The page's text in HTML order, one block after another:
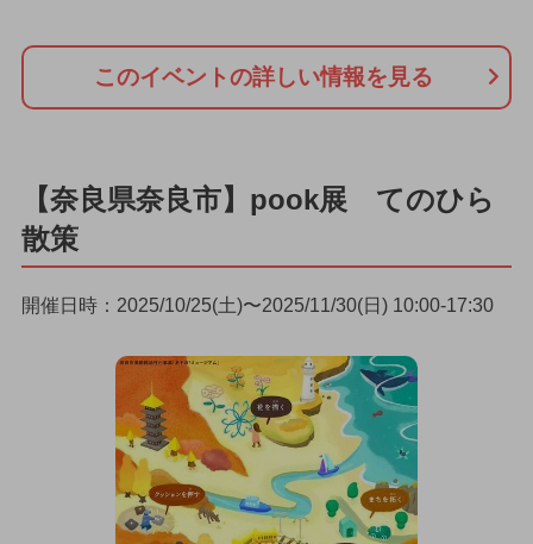
このイベントの詳しい情報を見る
【奈良県奈良市】pook展 てのひら
散策
開催日時：2025/10/25(土)〜2025/11/30(日) 10:00-17:30